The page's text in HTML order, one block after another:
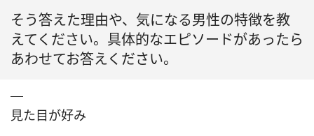
そう答えた理由や、気になる男性の特徴を教
えてください。具体的なエピソードがあったら
あわせてお答えください。
見た目が好み